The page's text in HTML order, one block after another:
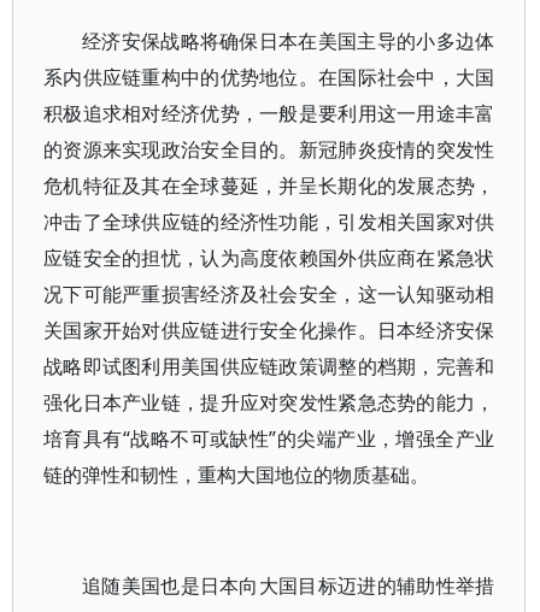
经济安保战略将确保日本在美国主导的小多边体
系内供应链重构中的优势地位。在国际社会中，大国
积极追求相对经济优势，一般是要利用这一用途丰富
的资源来实现政治安全目的。新冠肺炎疫情的突发性
危机特征及其在全球蔓延，并呈长期化的发展态势，
冲击了全球供应链的经济性功能，引发相关国家对供
应链安全的担忧，认为高度依赖国外供应商在紧急状
况下可能严重损害经济及社会安全，这一认知驱动相
关国家开始对供应链进行安全化操作。日本经济安保
战略即试图利用美国供应链政策调整的档期，完善和
强化日本产业链，提升应对突发性紧急态势的能力，
培育具有“战略不可或缺性”的尖端产业，增强全产业
链的弹性和韧性，重构大国地位的物质基础。
追随美国也是日本向大国目标迈进的辅助性举措